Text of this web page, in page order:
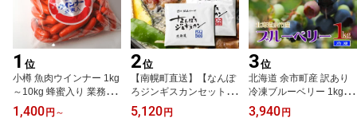
1 位
小樽 魚肉ウインナー 1kg
～10kg 蜂蜜入り 業務用
お得サイズ魚肉ソーセー
ジ 赤ウインナー 魚肉 ウ
1,400 円 ～
2位
【南幌町直送】【なんぽ
ろジンギスカンセット】
潤屋 マトンロース+ラム
各500g 冷凍味付※送料
5,120 円
3位
北海道 余市町産 訳あり
冷凍ブルーベリー 1kg※
送料無料【九州・沖縄を
除く】ブルーベリー 冷凍
3,940 円